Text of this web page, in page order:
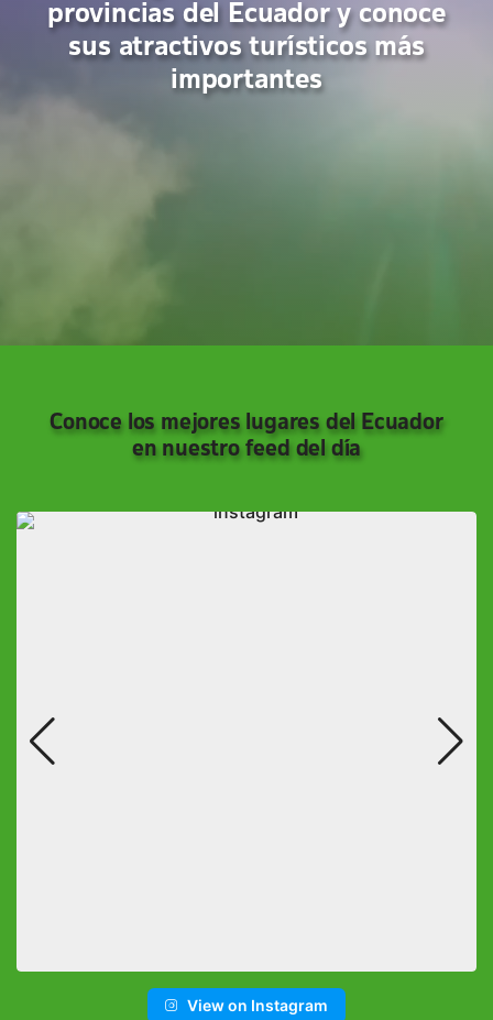
provincias del Ecuador y conoce
sus atractivos turísticos más
importantes
Conoce los mejores lugares del Ecuador
en nuestro feed del día
View on Instagram